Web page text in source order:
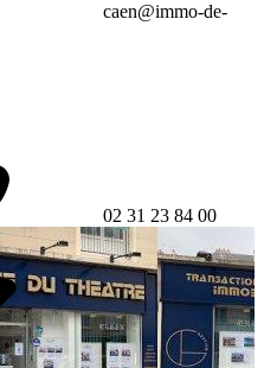
caen@immo-de-
02 31 23 84 00